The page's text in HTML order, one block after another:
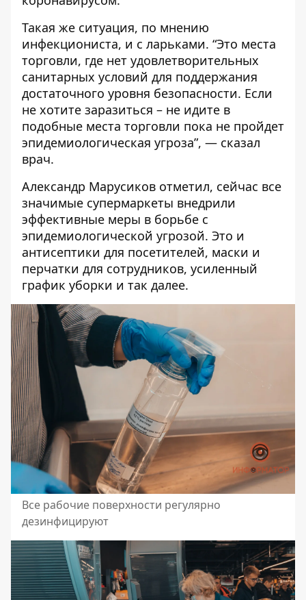
Такая же ситуация, по мнению
инфекциониста, и с ларьками. “Это места
торговли, где нет удовлетворительных
санитарных условий для поддержания
достаточного уровня безопасности. Если
не хотите заразиться – не идите в
подобные места торговли пока не пройдет
эпидемиологическая угроза”, — сказал
врач.
Александр Марусиков отметил, сейчас все
значимые супермаркеты внедрили
эффективные меры в борьбе с
эпидемиологической угрозой. Это и
антисептики для посетителей, маски и
перчатки для сотрудников, усиленный
график уборки и так далее.
Все рабочие поверхности регулярно
дезинфицируют